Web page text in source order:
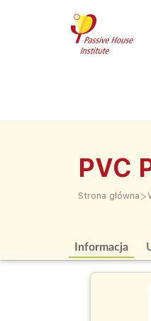
PVC
Strona główna >
Informacja